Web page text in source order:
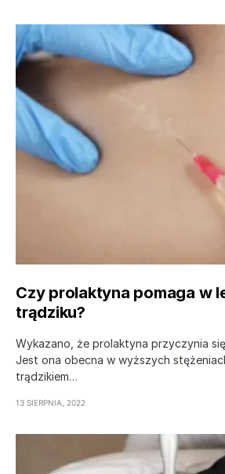
Czy prolaktyna pomaga w
trądziku?
Wykazano, że prolaktyna przyczynia
Jest ona obecna w wyższych
trądzikiem…
13 SIERPNIA, 2022